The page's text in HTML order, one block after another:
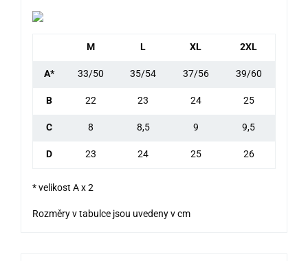
M L XL 2XL
A* 33/50 35/54 37/56 39/60
B 22 23 24 25
C 8 8,5 9 9,5
D 23 24 25 26
* velikost A x 2
Rozměry v tabulce jsou uvedeny v cm